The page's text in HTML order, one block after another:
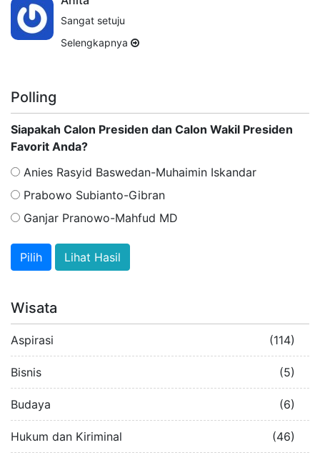
Sangat setuju
Selengkapnya
Polling
Siapakah Calon Presiden dan Calon Wakil Presiden
Favorit Anda?
Anies Rasyid Baswedan-Muhaimin Iskandar
Prabowo Subianto-Gibran
Ganjar Pranowo-Mahfud MD
Lihat Hasil
Wisata
Aspirasi (114)
Bisnis (5)
Budaya (6)
Hukum dan Kiriminal (46)